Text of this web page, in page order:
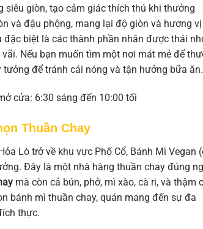
giòn, tạo cảm giác thích thú khi thưởng
và đậu phộng, mang lại độ giòn và hương vị
biệt là các thành phần nhân được thái
Nếu bạn muốn tìm một nơi mát mẻ để
để tránh cái nóng và tận hưởng bữa ăn.
cửa: 6:30 sáng đến 10:00 tối
Thuần Chay
Lò trở về khu vực Phố Cổ, Bánh Mì Vegan
Đây là một nhà hàng thuần chay đúng
mà còn cả bún, phở, mì xào, cà ri, và thậm
bánh mì thuần chay, quán mang đến sự đa
thực.